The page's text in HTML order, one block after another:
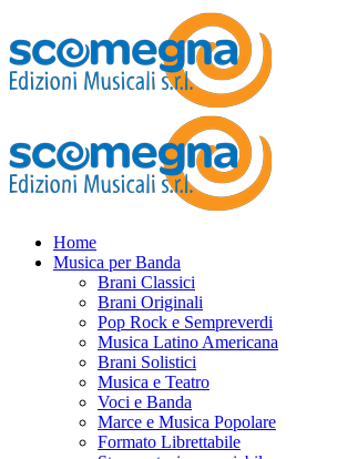
Home
Musica per Banda
Brani Classici
Brani Originali
Pop Rock e Sempreverdi
Musica Latino Americana
Brani Solistici
Musica e Teatro
Voci e Banda
Marce e Musica Popolare
Formato Librettabile